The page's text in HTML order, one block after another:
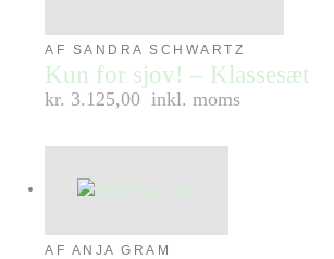
AF SANDRA SCHWARTZ
Kun for sjov! – Klassesæt
kr. 3.125,00 inkl. moms
AF ANJA GRAM